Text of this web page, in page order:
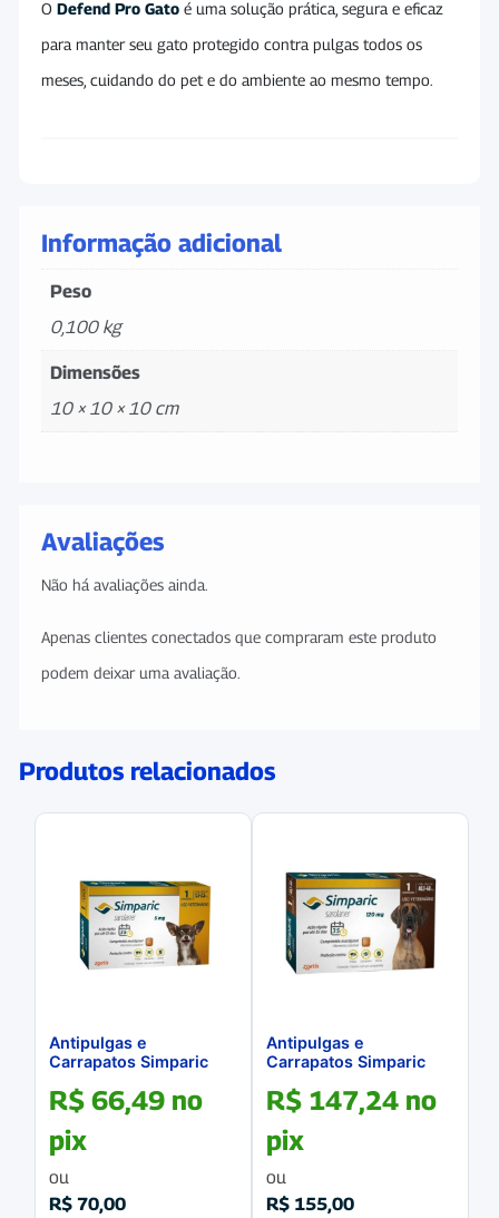
O Defend Pro Gato é uma solução prática, segura e eficaz
para manter seu gato protegido contra pulgas todos os
meses, cuidando do pet e do ambiente ao mesmo tempo.
Informação adicional
Peso
0,100 kg
Dimensões
10 × 10 × 10 cm
Avaliações
Não há avaliações ainda.
Apenas clientes conectados que compraram este produto
podem deixar uma avaliação.
Produtos relacionados
Antipulgas e
Carrapatos Simparic
kg caixa com 1
comprimido
R$ 66,49 no
pix
ou
R$ 70,00
Antipulgas e
Carrapatos Simparic
40kg a 60kg, caixa com
1 Comprimido
R$ 147,24 no
pix
ou
R$ 155,00